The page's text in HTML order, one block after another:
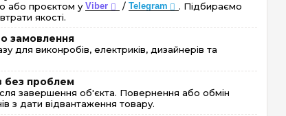
або проєктом уViber / Telegram
. Підбираємо
якості.
замовлення
для виконробів, електриків, дизайнерів та
без проблем
завершення об'єкта. Повернення або обмін
з дати відвантаження товару.